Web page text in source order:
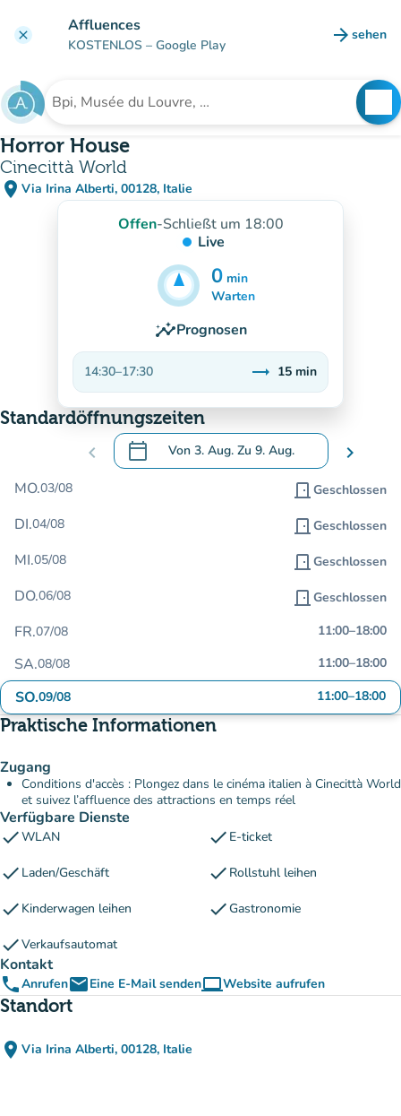
clear Affluences
KOSTENLOS – Google Play arrow_forward sehen
(new
Suche nach einer Einrichtung
Horror House
Cinecittà World
place Via Irina Alberti, 00128, Italie
(in Google Maps öffnen)
(new tab)
Offen-Schließt um 18:00
Live
0 min
15min
Warten
insightsPrognosen
14:30–17:30 trending_flat
Stabil
15 min
Standardöffnungszeiten
chevron_left calendar_today Von 3. Aug. Zu 9. Aug.
.Öffnen Sie den Kalender, um Daten zu
chevron_right
MO.03/08 door_front Geschlossen
DI.04/08 door_front Geschlossen
MI.05/08 door_front Geschlossen
DO.06/08 door_front Geschlossen
FR.07/08 11:00–18:00
SA.08/08 11:00–18:00
SO.09/08 11:00–18:00
Praktische Informationen
Zugang
Conditions d'accès : Plongez dans le cinéma italien à Cinecittà World
et suivez l’affluence des attractions en temps réel
Verfügbare Dienste
checkWLAN check E-ticket
check Laden/Geschäft check Rollstuhl leihen
check Kinderwagen leihen checkGastronomie
checkVerkaufsautomat
Kontakt
phoneAnrufenemailEine E-Mail sendencomputerWebsite aufrufen
(new tab)
Standort
place Via Irina Alberti, 00128, Italie
(in Google Maps öffnen)
(new tab)